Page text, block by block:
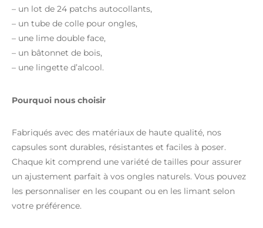
– un lot de 24 patchs autocollants,
– un tube de colle pour ongles,
– une lime double face,
– un bâtonnet de bois,
– une lingette d’alcool.
Pourquoi nous choisir
Fabriqués avec des matériaux de haute qualité, nos
capsules sont durables, résistantes et faciles à poser.
Chaque kit comprend une variété de tailles pour assurer
un ajustement parfait à vos ongles naturels. Vous pouvez
les personnaliser en les coupant ou en les limant selon
votre préférence.